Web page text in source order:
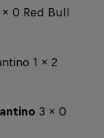
0 Red Bull
1 x 2
3 x 0